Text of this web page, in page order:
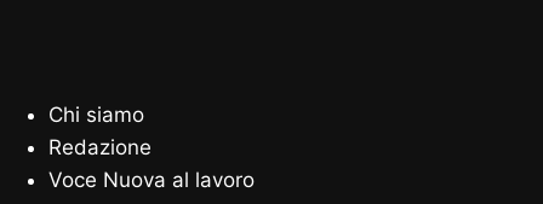
Chi siamo
Redazione
Voce Nuova al lavoro